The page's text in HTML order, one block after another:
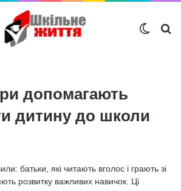
допомагають
дитину до школи
батьки, які читають вголос і грають зі
розвитку важливих навичок. Ці